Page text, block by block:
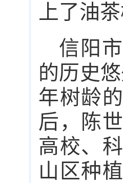
上了油
信阳
的历史
年树龄
后，陈
高校、
山区种